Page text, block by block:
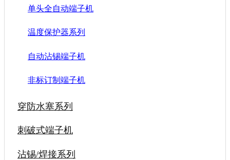
单头全自动端子机
温度保护器系列
自动沾锡端子机
非标订制端子机
穿防水塞系列
刺破式端子机
沾锡/焊接系列